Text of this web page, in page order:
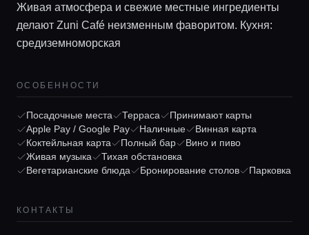
Главная
Локации
Гиды
Живая атмосфера и свежие местные ингредиенты
делают Zuni Café неизменным фаворитом. Кухня:
средиземноморская
ОСОБЕННОСТИ
Посадочные места Терраса
Принимают карты
Apple Pay / Google Pay
Наличные
Винная карта
Коктейльная карта
Полный бар
Вино и пиво
Живая музыка
Тихая обстановка
Вегетарианские блюда
Бронирование столов Парковка
КОНТАКТЫ